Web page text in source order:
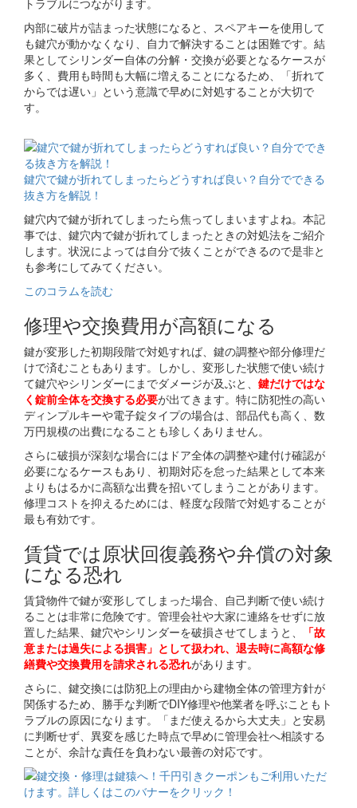
トラブルにつながります。
内部に破片が詰まった状態になると、スペアキーを使用して
も鍵穴が動かなくなり、自力で解決することは困難です。結
果としてシリンダー自体の分解・交換が必要となるケースが
多く、費用も時間も大幅に増えることになるため、「折れて
からでは遅い」という意識で早めに対処することが大切で
す。
鍵穴で鍵が折れてしまったらどうすれば良い？自分でできる
抜き方を解説！
鍵穴内で鍵が折れてしまったら焦ってしまいますよね。本記
事では、鍵穴内で鍵が折れてしまったときの対処法をご紹介
します。状況によっては自分で抜くことができるので是非と
も参考にしてみてください。
このコラムを読む
修理や交換費用が高額になる
鍵が変形した初期段階で対処すれば、鍵の調整や部分修理だ
けで済むこともあります。しかし、変形した状態で使い続け
て鍵穴やシリンダーにまでダメージが及ぶと、 鍵だけではな
く錠前全体を交換する必要が出てきます。特に防犯性の高い
ディンプルキーや電子錠タイプの場合は、部品代も高く、数
万円規模の出費になることも珍しくありません。
さらに破損が深刻な場合にはドア全体の調整や建付け確認が
必要になるケースもあり、初期対応を怠った結果として本来
よりもはるかに高額な出費を招いてしまうことがあります。
修理コストを抑えるためには、軽度な段階で対処することが
最も有効です。
賃貸では原状回復義務や弁償の対象
になる恐れ
賃貸物件で鍵が変形してしまった場合、自己判断で使い続け
ることは非常に危険です。管理会社や大家に連絡をせずに放
置した結果、鍵穴やシリンダーを破損させてしまうと、
「故
意または過失による損害」として扱われ、退去時に高額な修
繕費や交換費用を請求される恐れがあります。
さらに、鍵交換には防犯上の理由から建物全体の管理方針が
関係するため、勝手な判断でDIY修理や他業者を呼ぶこともト
ラブルの原因になります。「まだ使えるから大丈夫」と安易
に判断せず、異変を感じた時点で早めに管理会社へ相談する
ことが、余計な責任を負わない最善の対応です。